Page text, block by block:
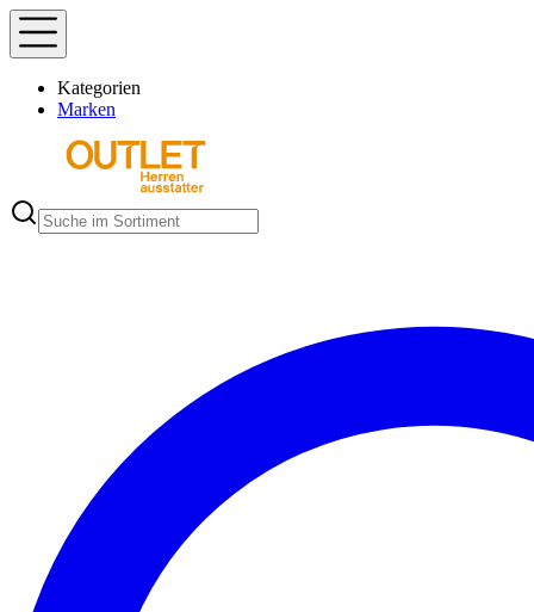
Kategorien
Marken